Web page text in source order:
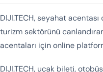
DIJI.TECH, seyahat acentası
turizm sektörünü
acentaları için online
DIJI.TECH, uçak bileti,